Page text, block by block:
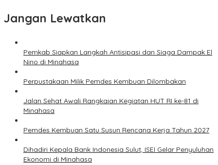
Jangan Lewatkan
Pemkab Siapkan Langkah Antisipasi dan Siaga Dampak El
Nino di Minahasa
Perpustakaan Milik Pemdes Kembuan Dilombakan
Jalan Sehat Awali Rangkaian Kegiatan HUT RI ke-81 di
Minahasa
Pemdes Kembuan Satu Susun Rencana Kerja Tahun 2027
Dihadiri Kepala Bank Indonesia Sulut, ISEI Gelar Penyuluhan
Ekonomi di Minahasa